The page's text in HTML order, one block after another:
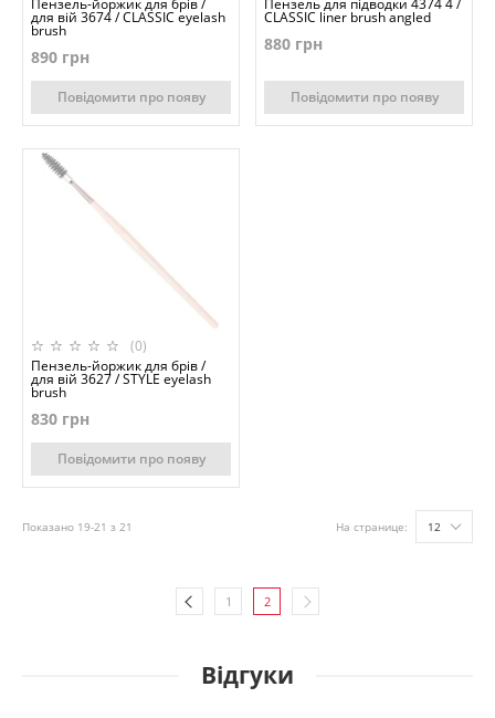
Пензель-йоржик для брів /
для вій 3674 / CLASSIC eyelash
brush
890 грн
Повідомити про появу
Пензель для підводки 4374 4 /
CLASSIC liner brush angled
880 грн
Повідомити про появу
(0)
Пензель-йоржик для брів /
для вій 3627 / STYLE eyelash
brush
830 грн
Повідомити про появу
Показано 19-21 з 21 На странице: 12
1 2
Відгуки